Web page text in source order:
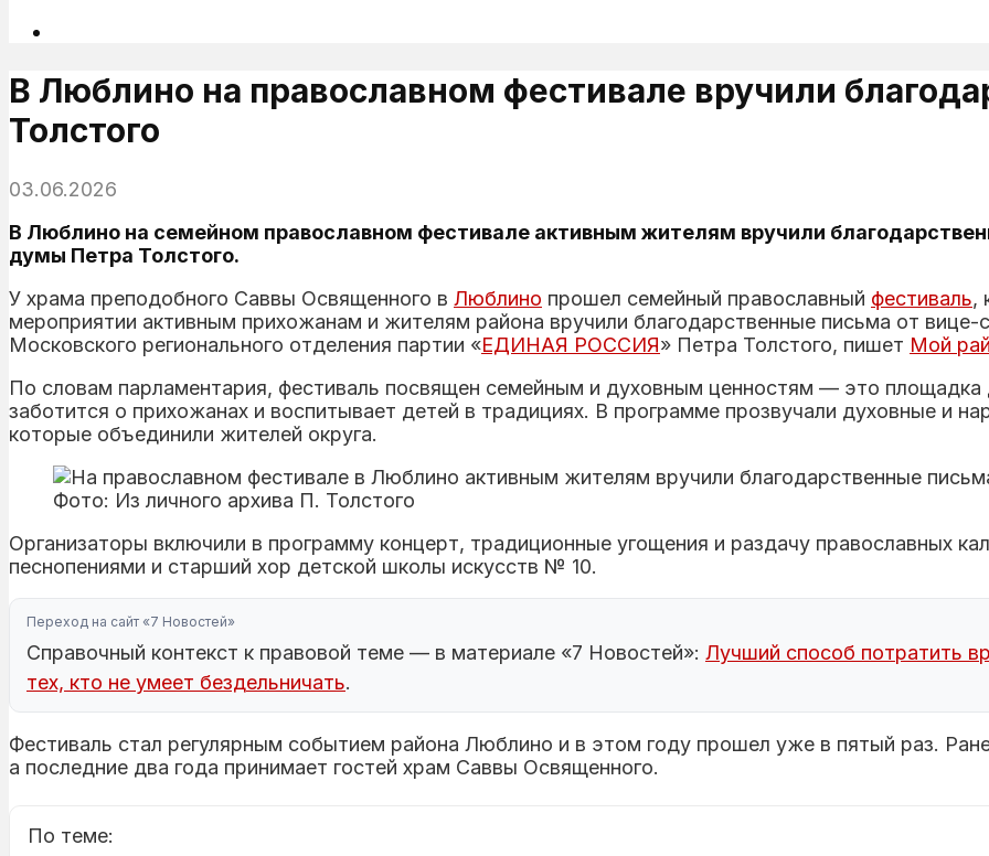
В Люблино на православном фестивале вручили
Толстого
03.06.2026
В Люблино на семейном православном фестивале активным жителям вручили
думы Петра Толстого.
У храма преподобного Саввы Освященного в Люблино прошел семейный православный фестиваль,
мероприятии активным прихожанам и жителям района вручили благодарственные письма от вице-
Московского регионального отделения партии «ЕДИНАЯ РОССИЯ» Петра Толстого, пишет Мой
По словам парламентария, фестиваль посвящен семейным и духовным ценностям — это площадка
заботится о прихожанах и воспитывает детей в традициях. В программе прозвучали духовные и
которые объединили жителей округа.
Фото: Из личного архива П. Толстого
Организаторы включили в программу концерт, традиционные угощения и раздачу православных
песнопениями и старший хор детской школы искусств № 10.
Переход на сайт «7 Новостей»
Справочный контекст к правовой теме — в материале «7 Новостей»: Лучший способ потратить
тех, кто не умеет бездельничать.
Фестиваль стал регулярным событием района Люблино и в этом году прошел уже в пятый раз.
а последние два года принимает гостей храм Саввы Освященного.
По теме: